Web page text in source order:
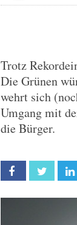
Trotz
Die Grünen
wehrt sich
Umgang mit
die Bürger.
Facebook Twitter